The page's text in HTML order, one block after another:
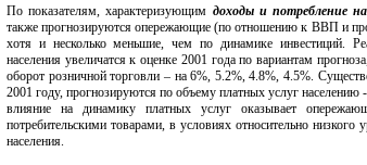
По показателям, характеризующим доходы и потребление
также прогнозируются опережающие (по отношению к ВВП и
хотя и несколько меньшие, чем по динамике инвестиций.
населения увеличатся к оценке 2001 года по вариантам
оборот розничной торговли – на 6%, 5.2%, 4.8%, 4.5%.
2001 году, прогнозируются по объему платных услуг
влияние на динамику платных услуг оказывает
потребительскими товарами, в условиях относительно
населения.